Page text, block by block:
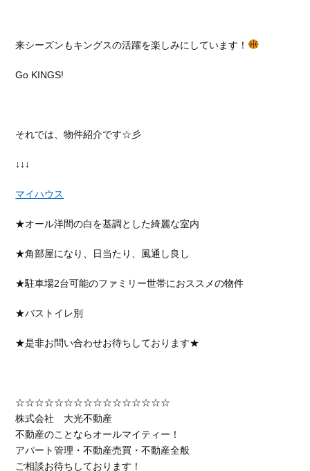
来シーズンもキングスの活躍を楽しみにしています！
Go KINGS!
それでは、物件紹介です☆彡
↓↓↓
マイハウス
★オール洋間の白を基調とした綺麗な室内
★角部屋になり、日当たり、風通し良し
★駐車場2台可能のファミリー世帯におススメの物件
★バストイレ別
★是非お問い合わせお待ちしております★
☆☆☆☆☆☆☆☆☆☆☆☆☆☆☆☆
株式会社 大光不動産
不動産のことならオールマイティー！
アパート管理・不動産売買・不動産全般
ご相談お待ちしております！